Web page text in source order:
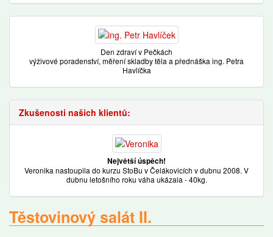
Den zdraví v Pečkách
výživové poradenství, měření skladby těla a přednáška ing. Petra
Havlíčka
Zkušenosti našich klientů:
Největší úspěch!
Veronika nastoupila do kurzu StoBu v Čelákovicích v dubnu 2008. V
dubnu letošního roku váha ukázala - 40kg.
Těstovinový salát II.